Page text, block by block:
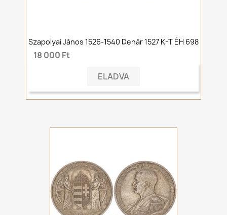
Szapolyai János 1526-1540 Denár 1527 K-T ÉH 698
18 000 Ft
ELADVA